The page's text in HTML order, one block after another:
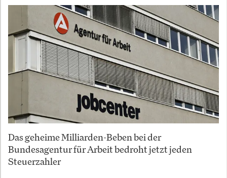
Das geheime Milliarden-Beben bei der
Bundesagentur für Arbeit bedroht jetzt jeden
Steuerzahler